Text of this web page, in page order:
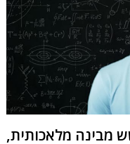
מבינה מלאכותית,